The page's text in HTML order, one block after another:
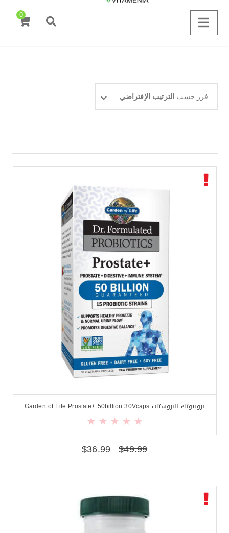
0
فرز حسب الترتيب الإفتراضي
بروبيوتك للبروستات Garden of Life Prostate+ 50billion 30Vcaps
$49.99
$36.99